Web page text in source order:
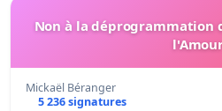
Non à la déprogrammation
Mickaël Béranger
5 236 signatures